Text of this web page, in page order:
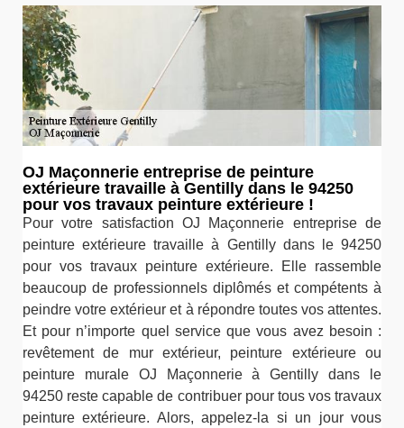
OJ Maçonnerie entreprise de peinture
extérieure travaille à Gentilly dans le 94250
pour vos travaux peinture extérieure !
Pour votre satisfaction OJ Maçonnerie entreprise de
peinture extérieure travaille à Gentilly dans le 94250
pour vos travaux peinture extérieure. Elle rassemble
beaucoup de professionnels diplômés et compétents à
peindre votre extérieur et à répondre toutes vos attentes.
Et pour n’importe quel service que vous avez besoin :
revêtement de mur extérieur, peinture extérieure ou
peinture murale OJ Maçonnerie à Gentilly dans le
94250 reste capable de contribuer pour tous vos travaux
peinture extérieure. Alors, appelez-la si un jour vous